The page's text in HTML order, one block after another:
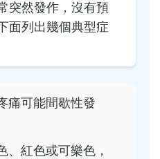
突然發作，沒有預
面列出幾個典型症
痛可能間歇性發
、紅色或可樂色，